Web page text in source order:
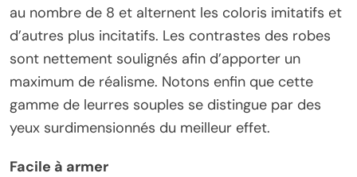
au nombre de 8 et alternent les coloris imitatifs et
d’autres plus incitatifs. Les contrastes des robes
sont nettement soulignés afin d’apporter un
maximum de réalisme. Notons enfin que cette
gamme de leurres souples se distingue par des
yeux surdimensionnés du meilleur effet.
Facile à armer